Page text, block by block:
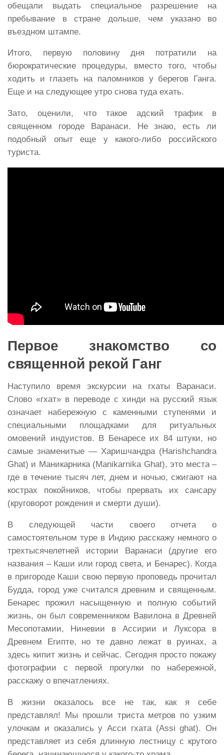
обещали выдать специальное разрешение на
пребывание в стране дольше, чем указано во
въездном штампе.
Итого, первую половину дня потратили на
бюрократические процедуры, вместо того, чтобы
ходить и глазеть на паломников у берегов Ганга.
Еще и на следующее утро снова туда ехать.
Зато, оценили, что такое адский трафик в
священном городе Варанаси. Не знаю, есть ли
подобный опыт еще у какого-либо российского
туриста.
Первое знакомство со
священной рекой Ганг
Наступило время экскурсии на гхаты Варанаси.
Слово «гхат» в переводе с хинди на русский язык
означает набережную с каменными ступенями и
специальными площадками для ритуальных
омовений индуистов. В Бенаресе их 84 штуки, но
самые знаменитые — Харишчандра (Harishchandra
Ghat) и Маникарника (Manikarnika Ghat), это места –
где в течение тысяч лет, днем и ночью, сжигают на
кострах покойников, чтобы прервать их сансару
(круговорот рождения и смерти души).
В следующей части своего отчета о
самостоятельном туре в Индию расскажу немного о
трехтысячелетней истории Варанаси (другие его
названия – Каши или город света, и Бенарес). Когда
в пригороде Каши свою первую проповедь прочитал
Будда, город уже считался древним и священным.
Бенарес прожил насыщенную и полную событий
жизнь, он был современником Вавилона в Древней
Месопотамии, Ниневии в Ассирии и Луксора в
Древнем Египте, но те давно лежат в руинах, а
здесь кипит жизнь и сейчас. Сегодня просто покажу
фотографии с первой прогулки по набережной,
расскажу о впечатлениях.
В жизни оказалось все не так, как я себе
представлял! Мы прошли триста метров по узким
улочкам и оказались у Асси гхата (Assi ghat). Он
представляет из себя длинную лестницу с крутого